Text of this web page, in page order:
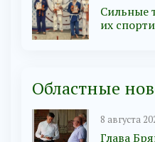
Сильные
их
Областные
8 августа
Глава